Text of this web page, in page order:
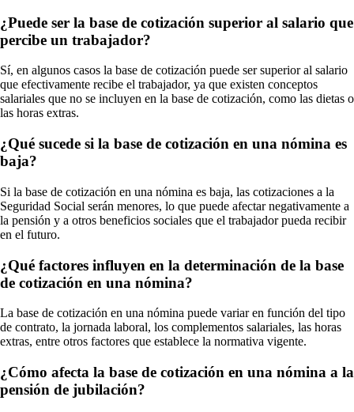
¿Puede ser la base de cotización superior al salario que
percibe un trabajador?
Sí, en algunos casos la base de cotización puede ser superior al salario
que efectivamente recibe el trabajador, ya que existen conceptos
salariales que no se incluyen en la base de cotización, como las dietas o
las horas extras.
¿Qué sucede si la base de cotización en una nómina es
baja?
Si la base de cotización en una nómina es baja, las cotizaciones a la
Seguridad Social serán menores, lo que puede afectar negativamente a
la pensión y a otros beneficios sociales que el trabajador pueda recibir
en el futuro.
¿Qué factores influyen en la determinación de la base
de cotización en una nómina?
La base de cotización en una nómina puede variar en función del tipo
de contrato, la jornada laboral, los complementos salariales, las horas
extras, entre otros factores que establece la normativa vigente.
¿Cómo afecta la base de cotización en una nómina a la
pensión de jubilación?